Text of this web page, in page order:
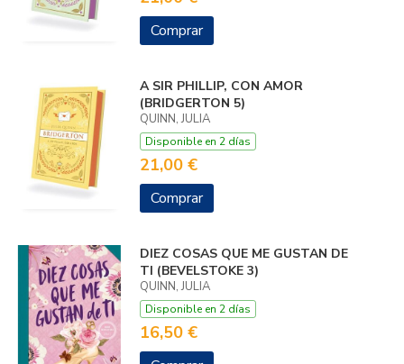
Comprar
A SIR PHILLIP, CON AMOR
(BRIDGERTON 5)
QUINN, JULIA
Disponible en 2 días
21,00 €
Comprar
DIEZ COSAS QUE ME GUSTAN DE
TI (BEVELSTOKE 3)
QUINN, JULIA
Disponible en 2 días
16,50 €